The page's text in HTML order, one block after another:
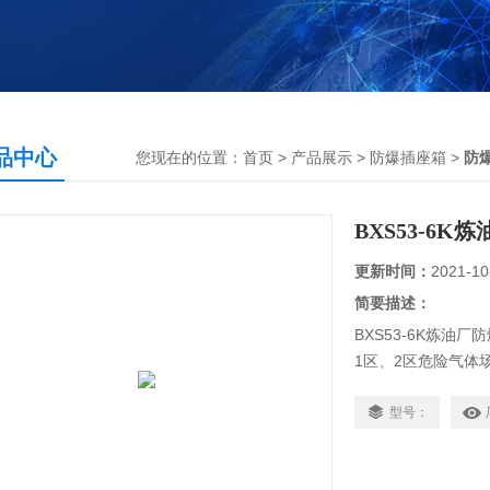
中心 您现在的位置： 首页 > 产品展示 > 防爆插座箱 > 防
BXS53-6K炼
更新时间： 2021-
简要描述：
BXS53-6K炼油厂
1区、2区危险气体
户内、户外（
型号：